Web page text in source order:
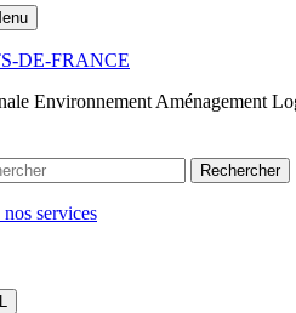
DE-FRANCE
Environnement Aménagement
Rechercher
services